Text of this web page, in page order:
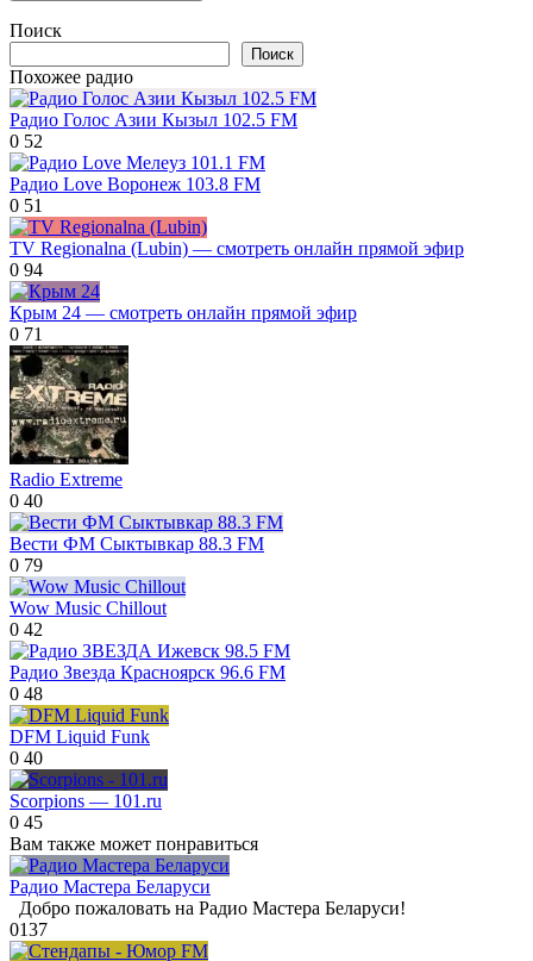
Поиск
Поиск
Похожее радио
Радио Голос Азии Кызыл 102.5 FM
0 52
Радио Love Воронеж 103.8 FM
0 51
TV Regionalna (Lubin) — смотреть онлайн прямой эфир
0 94
Крым 24 — смотреть онлайн прямой эфир
0 71
Radio Extreme
0 40
Вести ФМ Сыктывкар 88.3 FM
0 79
Wow Music Chillout
0 42
Радио Звезда Красноярск 96.6 FM
0 48
DFM Liquid Funk
0 40
Scorpions — 101.ru
0 45
Вам также может понравиться
Радио Мастера Беларуси
Добро пожаловать на Радио Мастера Беларуси!
0137